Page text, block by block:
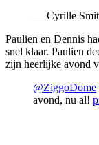
— Cyrille
Paulien en Dennis
snel klaar. Paulien
zijn heerlijke avond
@ZiggoDome
avond, nu al!